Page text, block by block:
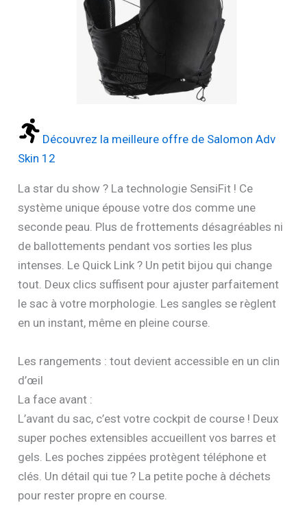
Découvrez la meilleure offre de Salomon Adv
Skin 12
La star du show ? La technologie SensiFit ! Ce
système unique épouse votre dos comme une
seconde peau. Plus de frottements désagréables ni
de ballottements pendant vos sorties les plus
intenses. Le Quick Link ? Un petit bijou qui change
tout. Deux clics suffisent pour ajuster parfaitement
le sac à votre morphologie. Les sangles se règlent
en un instant, même en pleine course.
Les rangements : tout devient accessible en un clin
d’œil
La face avant :
L’avant du sac, c’est votre cockpit de course ! Deux
super poches extensibles accueillent vos barres et
gels. Les poches zippées protègent téléphone et
clés. Un détail qui tue ? La petite poche à déchets
pour rester propre en course.